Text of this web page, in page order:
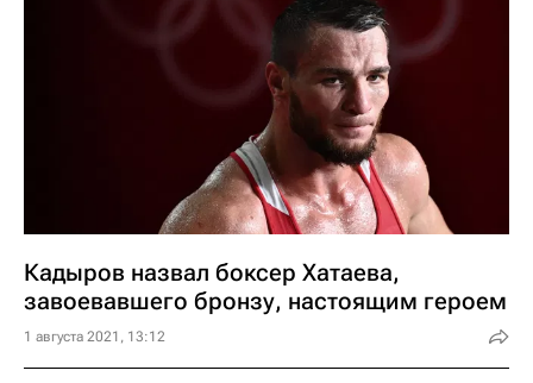
Кадыров назвал боксер Хатаева,
завоевавшего бронзу, настоящим героем
1 августа 2021, 13:12